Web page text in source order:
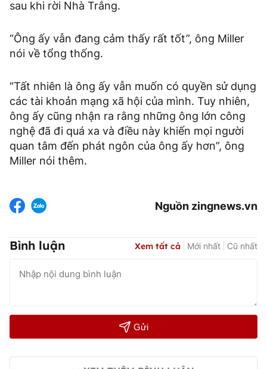
sau khi rời Nhà Trắng.
“Ông ấy vẫn đang cảm thấy rất tốt”, ông Miller
nói về tổng thống.
“Tất nhiên là ông ấy vẫn muốn có quyền sử dụng
các tài khoản mạng xã hội của mình. Tuy nhiên,
ông ấy cũng nhận ra rằng những ông lớn công
nghệ đã đi quá xa và điều này khiến mọi người
quan tâm đến phát ngôn của ông ấy hơn”, ông
Miller nói thêm.
Nguồn zingnews.vn
Bình luận Xem tất cả Mới nhất Cũ nhất
Gửi